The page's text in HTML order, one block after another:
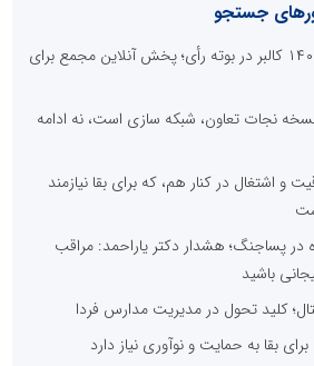
جستجو
صورت‌های مالی سال ۱۴۰۴ کالبر در بوته رأی؛ پخش آنلاین مجمع برای
نجات تعاون، شبکه سازی است، نه ادامه
اشتغال در کنار هم، که برای بقا نیازمند
پساجنگ؛ هشدار دکتر یاراحمد: مراقب
باشید
کلید تحول در مدیریت مدارس فردا
بقا به حمایت و نوآوری نیاز دارد